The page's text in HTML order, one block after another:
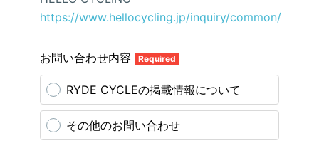
https://www.hellocycling.jp/inquiry/common/
お問い合わせ内容 Required
RYDE CYCLEの掲載情報について
その他のお問い合わせ